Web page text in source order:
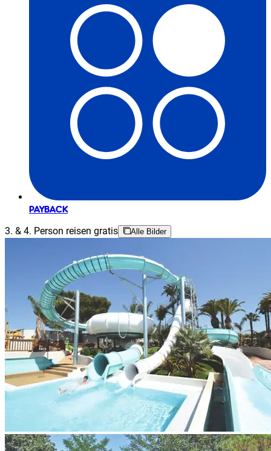
PAYBACK
3. & 4. Person reisen gratis Alle Bilder